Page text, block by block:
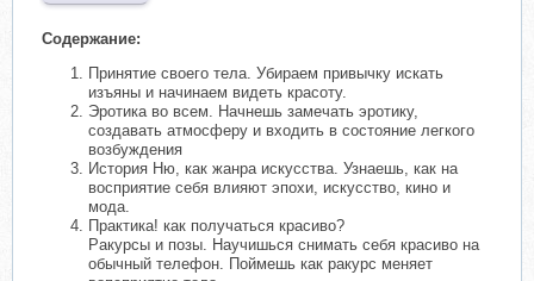
Содержание:
Принятие своего тела. Убираем привычку искать
изъяны и начинаем видеть красоту.
Эротика во всем. Начнешь замечать эротику,
создавать атмосферу и входить в состояние легкого
возбуждения
История Ню, как жанра искусства. Узнаешь, как на
восприятие себя влияют эпохи, искусство, кино и
мода.
Практика! как получаться красиво?
Ракурсы и позы. Научишься снимать себя красиво на
обычный телефон. Поймешь как ракурс меняет